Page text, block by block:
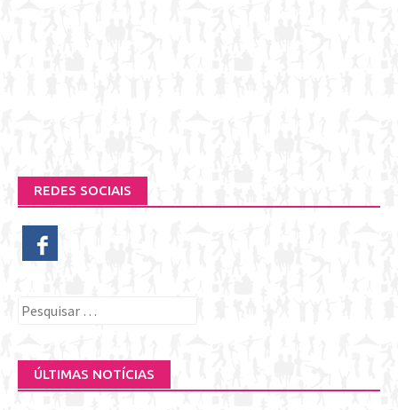
REDES SOCIAIS
Pesquisar
ÚLTIMAS NOTÍCIAS